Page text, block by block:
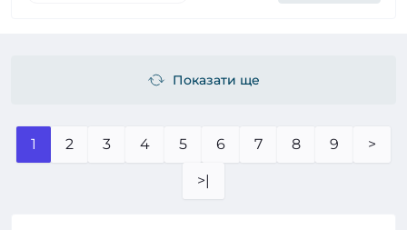
Показати ще
1 2 3 4 5 6 7 8 9 >
>|